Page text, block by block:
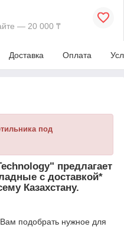
— 20 000 ₸
Доставка Оплата
под
предлагает
с доставкой*
Казахстану.
подобрать нужное для